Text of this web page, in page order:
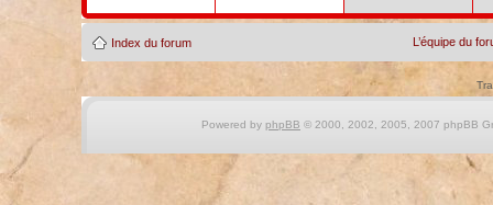
Index du forum L’équipe du
Powered by phpBB © 2000, 2002, 2005, 2007 phpBB